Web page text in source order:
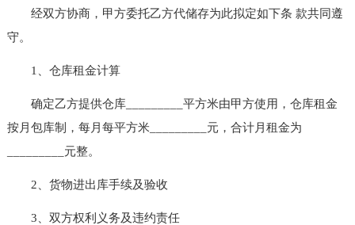
经双方协商，甲方委托乙方代储存为此拟定如下条 款共同遵
守。
1、仓库租金计算
确定乙方提供仓库_________平方米由甲方使用，仓库租金
按月包库制，每月每平方米_________元，合计月租金为
_________元整。
2、货物进出库手续及验收
3、双方权利义务及违约责任